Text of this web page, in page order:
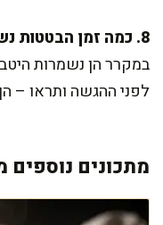
8. כמה זמן הבטטות נשמרות במקרר?
במקרר הן נשמרות
לפני ההגשה ותראו –
מתכונים